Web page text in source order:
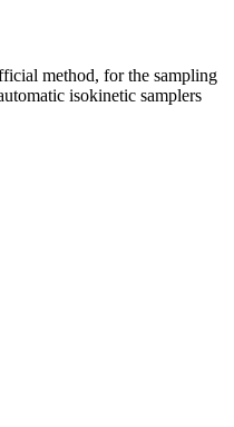
method, for the sampling
isokinetic samplers